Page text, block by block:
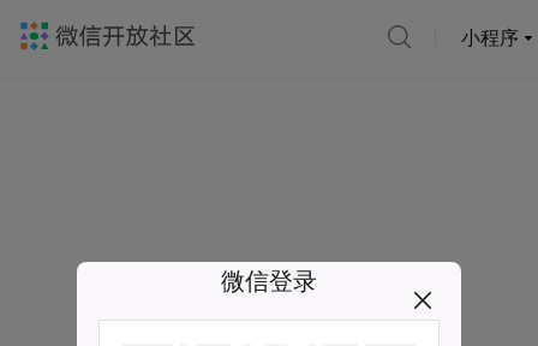
小程序
微信登录